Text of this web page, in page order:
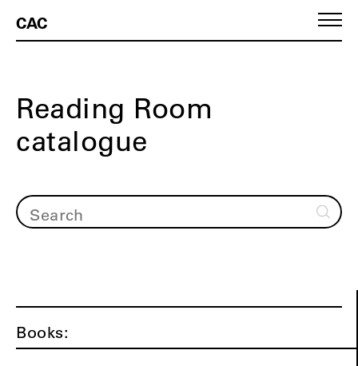
CAC
Reading Room
catalogue
Books: